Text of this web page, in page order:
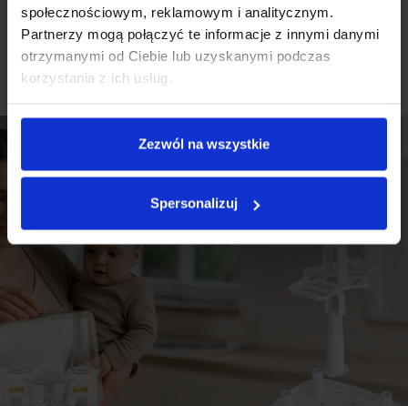
społecznościowym, reklamowym i analitycznym.
Partnerzy mogą połączyć te informacje z innymi danymi
otrzymanymi od Ciebie lub uzyskanymi podczas
korzystania z ich usług.
Zezwól na wszystkie
Spersonalizuj